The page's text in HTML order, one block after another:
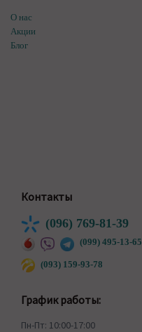
О нас
Акции
Блог
Контакты
(096) 769-81-39
(099) 495-13-65
(093) 159-93-78
График работы:
Пн-Пт: 10:00-17:00